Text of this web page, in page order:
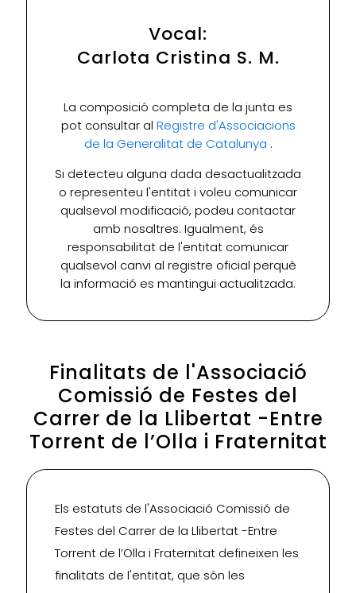
Vocal:
Carlota Cristina S. M.
La composició completa de la junta es
pot consultar al Registre d'Associacions
de la Generalitat de Catalunya .
Si detecteu alguna dada desactualitzada
o representeu l'entitat i voleu comunicar
qualsevol modificació, podeu contactar
amb nosaltres. Igualment, és
responsabilitat de l'entitat comunicar
qualsevol canvi al registre oficial perquè
la informació es mantingui actualitzada.
Finalitats de l'Associació
Comissió de Festes del
Carrer de la Llibertat -Entre
Torrent de l’Olla i Fraternitat
Els estatuts de l'Associació Comissió de
Festes del Carrer de la Llibertat -Entre
Torrent de l’Olla i Fraternitat defineixen les
finalitats de l'entitat, que són les